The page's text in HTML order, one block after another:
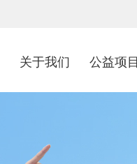
关于我们 公益项目